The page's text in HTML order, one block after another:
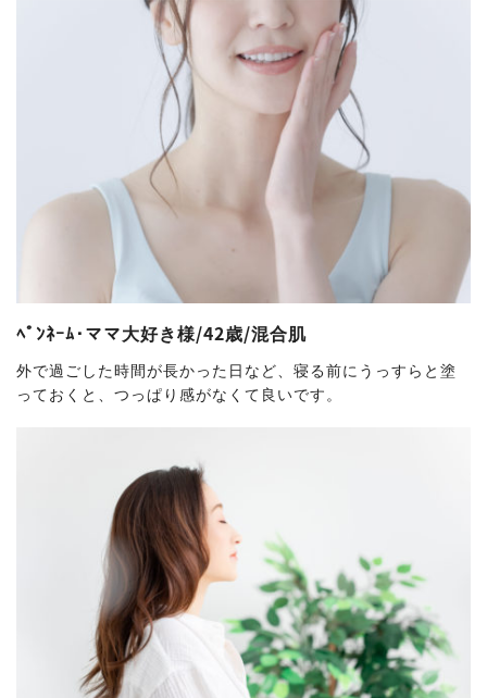
ﾍﾟﾝﾈｰﾑ･ママ大好き様/42歳/混合肌
外で過ごした時間が長かった日など、寝る前にうっすらと塗
っておくと、つっぱり感がなくて良いです。